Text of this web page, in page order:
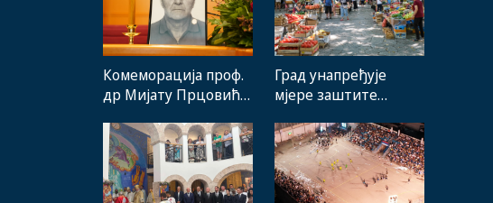
Комеморација проф.
др Мијату Прцовићу:
стручњака и човјека
који је Требиње
носио у срцу
Град унапређује
мјере заштите
произвођача и рад
градске пијаце